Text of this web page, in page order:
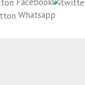
Whatsapp